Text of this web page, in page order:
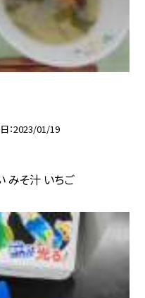
2023/01/19
みそ汁 いちご